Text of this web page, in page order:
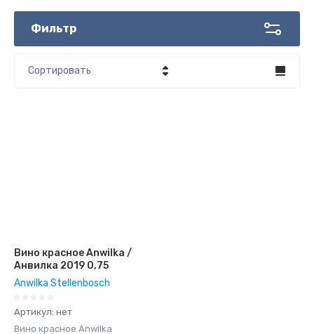
Фильтр
Сортировать
Вино красное Anwilka /
Анвилка 2019 0,75
Anwilka Stellenbosch
Артикул: нет
Вино красное Anwilka